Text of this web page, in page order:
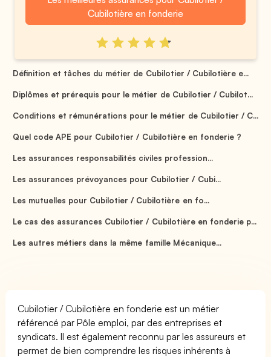
Cubilotière en fonderie
Définition et tâches du métier de Cubilotier / Cubilotière e...
Diplômes et prérequis pour le métier de Cubilotier / Cubilot...
Conditions et rémunérations pour le métier de Cubilotier / C...
Quel code APE pour Cubilotier / Cubilotière en fonderie ?
Les assurances responsabilités civiles profession...
Les assurances prévoyances pour Cubilotier / Cubi...
Les mutuelles pour Cubilotier / Cubilotière en fo...
Le cas des assurances Cubilotier / Cubilotière en fonderie p...
Les autres métiers dans la même famille Mécanique...
Cubilotier / Cubilotière en fonderie est un métier
référencé par Pôle emploi, par des entreprises et
syndicats. Il est également reconnu par les assureurs et
permet de bien comprendre les risques inhérents à